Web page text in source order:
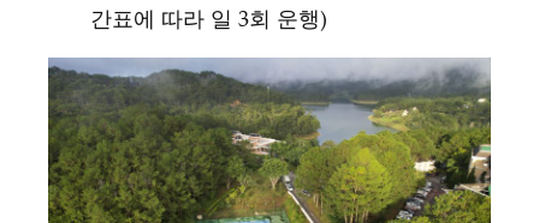
간표에 따라 일 3회 운행)